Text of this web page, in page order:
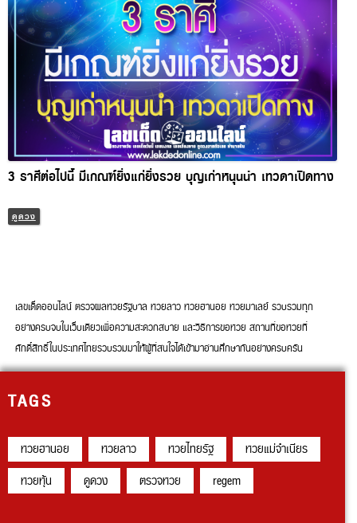
3 ราศีต่อไปนี้ มีเกณฑ์ยิ่งแก่ยิ่งรวย บุญเก่าหนุนนำ เทวดาเปิดทาง
ดูดวง
เลขเด็ดออนไลน์ ตรวจผลหวยรัฐบาล หวยลาว หวยฮานอย หวยมาเลย์ รวบรวมทุก
อย่างครบจบในเว็บเดียวเพื่อความสะดวกสบาย และวิธีการขอหวย สถานที่ขอหวยที่
ศักดิ์สิทธิ์ในประเทศไทยรวบรวมมาให้ผู้ที่สนใจได้เข้ามาอ่านศึกษากันอย่างครบครัน
TAGS
หวยฮานอย หวยลาว หวยไทยรัฐ
หวยแม่จำเนียร
หวยหุ้น
ดูดวง ตรวจหวย regem